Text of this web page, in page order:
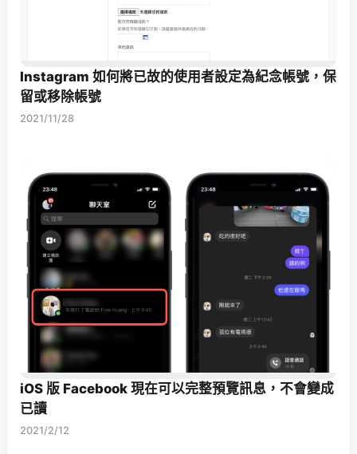
Instagram 如何將已故的使用者設定為紀念帳號，保
留或移除帳號
2021/11/28
iOS 版 Facebook 現在可以完整預覽訊息，不會變成
已讀
2021/2/12